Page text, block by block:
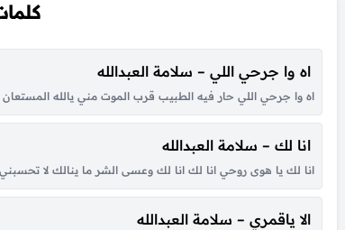
اه وا جرحي اللي – سلامة العبدالله
اه وا جرحي اللي حار فيه الطبيب قرب الموت مني يالله
انا لك – سلامة العبدالله
انا لك يا هوى روحي انا لك انا لك وعسى الشر ما ينالك لا
الا ياقمري – سلامة العبدالله